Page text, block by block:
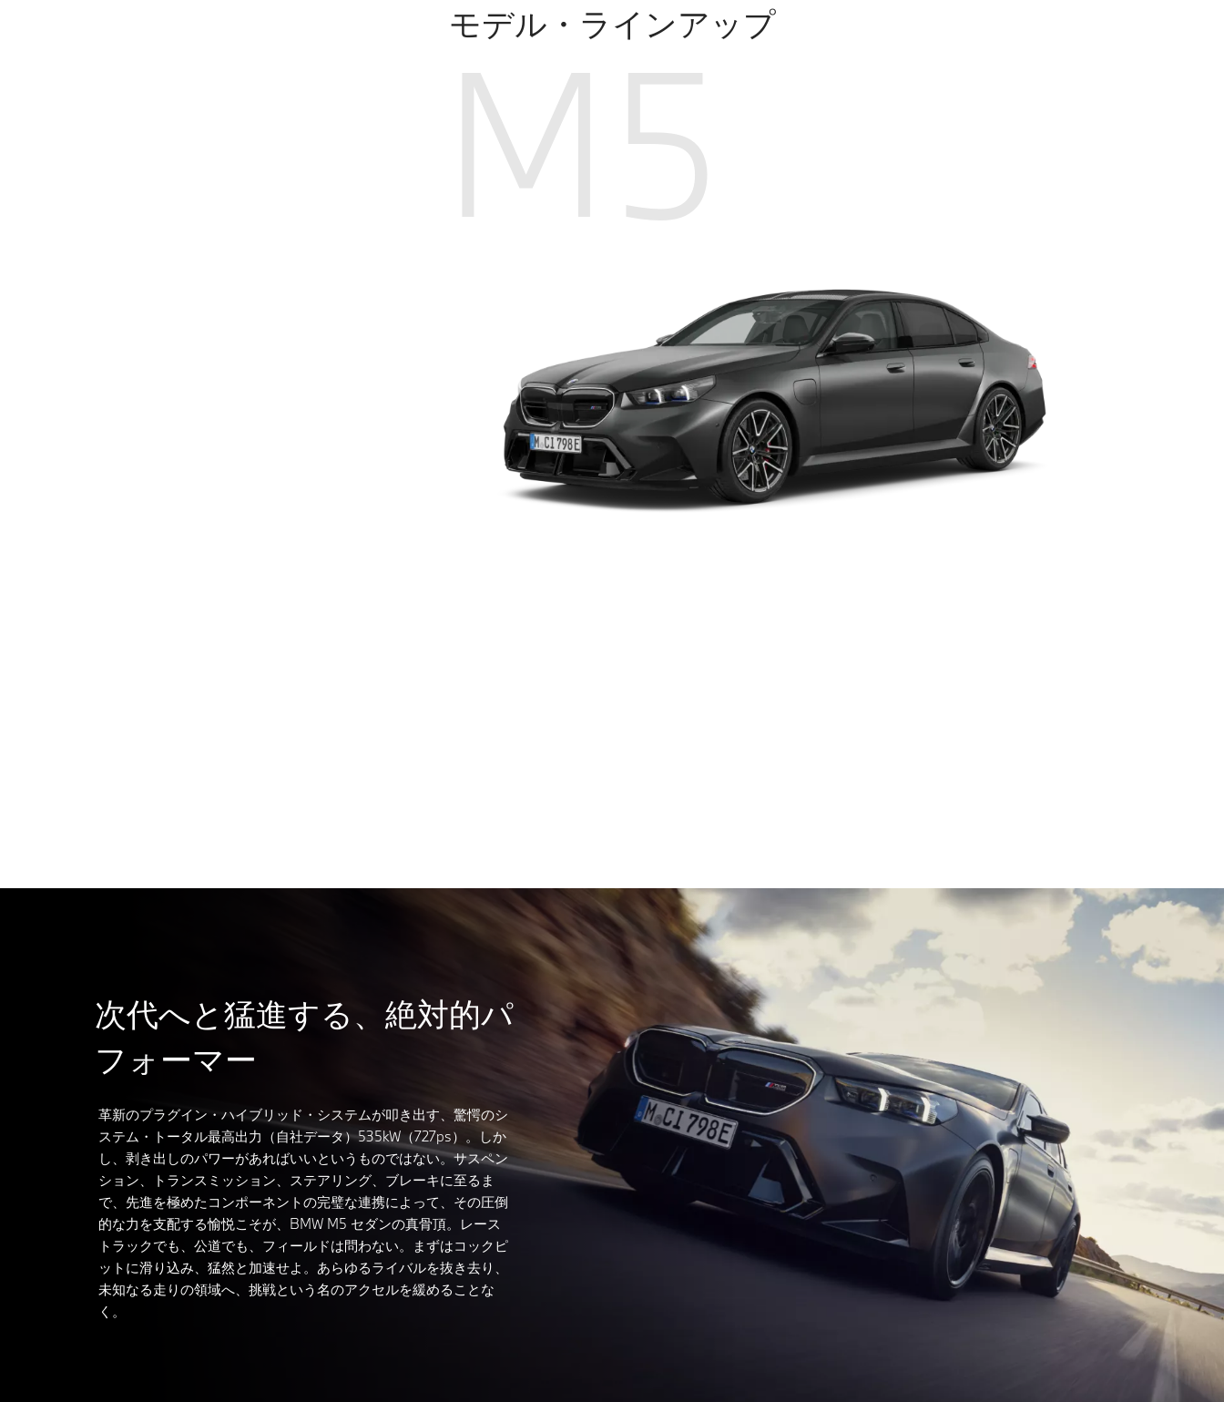
モデル・ラインアップ
M5
次代へと猛進する、絶対的パ
フォーマー
革新のプラグイン・ハイブリッド・システムが叩き出す、驚愕のシ
ステム・トータル最高出力（自社データ）535kW（727ps）。しか
し、剥き出しのパワーがあればいいというものではない。サスペン
ション、トランスミッション、ステアリング、ブレーキに至るま
で、先進を極めたコンポーネントの完璧な連携によって、その圧倒
的な力を支配する愉悦こそが、BMW M5 セダンの真骨頂。レース
トラックでも、公道でも、フィールドは問わない。まずはコックピ
ットに滑り込み、猛然と加速せよ。あらゆるライバルを抜き去り、
未知なる走りの領域へ、挑戦という名のアクセルを緩めることな
く。